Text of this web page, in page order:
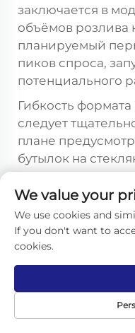
заключается в
объёмов розлива
планируемый
пиков спроса,
потенциального
Гибкость
следует
плане
бутылок на
новых размеров
розлива
быть
изменения без
оборудования.
новый формат,
наличие
смены формата у
практические
We value your
We use cookies and
If you don't want to
cookies.